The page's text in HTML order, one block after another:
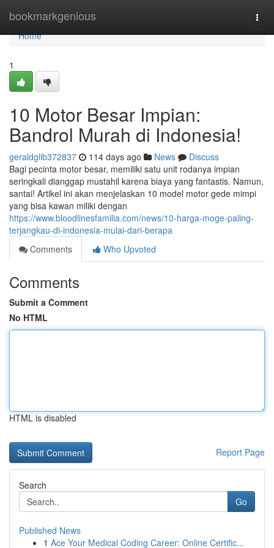
bookmarkgenious
Home
Home
1
10 Motor Besar Impian:
Bandrol Murah di Indonesia!
geraldglib372837 114 days ago News
Discuss
Bagi pecinta motor besar, memiliki satu unit rodanya impian
seringkali dianggap mustahil karena biaya yang fantastis. Namun,
santai! Artikel ini akan menjelaskan 10 model motor gede mimpi
yang bisa kawan miliki dengan
https://www.bloodlinesfamilia.com/news/10-harga-moge-paling-
terjangkau-di-indonesia-mulai-dari-berapa
Comments
Who Upvoted
Comments
Submit a Comment
No HTML
HTML is disabled
Report Page
Search
Go
Published News
1 Ace Your Medical Coding Career: Online Certific...